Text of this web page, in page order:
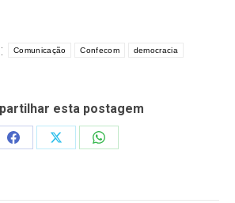
Comunicação Confecom democracia
esta postagem
Share
Share
Share